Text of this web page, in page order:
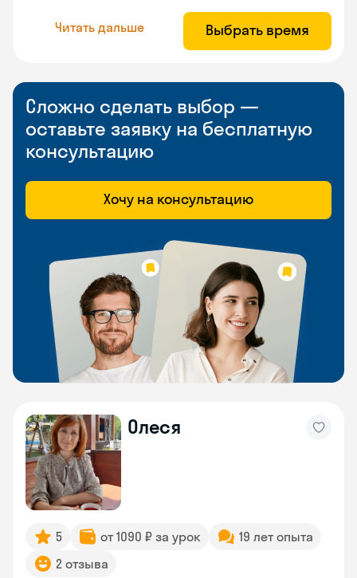
Читать дальше Выбрать время
Сложно сделать выбор —
оставьте заявку на бесплатную
консультацию
Хочу на консультацию
Олеся
5 от 1090 ₽ за урок
19 лет опыта
2 отзыва